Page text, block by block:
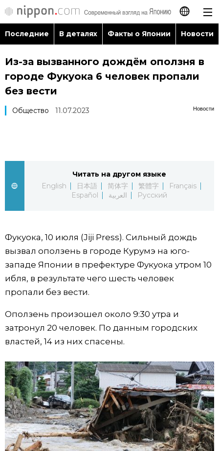
日本語
English
العربية
Последние
Фото/Видео
Разделы
Люди
Блог
Политика
Экономика
Общество
Культура
Популярные статьи
Японский язык
Японский калейдоскоп
Семья
Еда и напитки
official SNS
Последние В деталях Факты о Японии Новости
Из-за вызванного дождём оползня в
городе Фукуока 6 человек пропали
без вести
Новости
Общество 11.07.2023
Читать на другом языке
English
日本語 简体字 繁體字
Français
Español
العربية Русский
Фукуока, 10 июля (Jiji Press). Сильный дождь
вызвал оползень в городе Курумэ на юго-
западе Японии в префектуре Фукуока утром 10
ибля, в результате чего шесть человек
пропали без вести.
Оползень произошел около 9:30 утра и
затронул 20 человек. По данным городских
властей, 14 из них спасены.